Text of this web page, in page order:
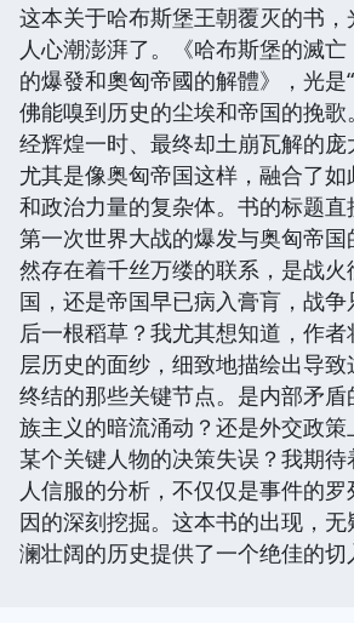
这本关于哈布斯堡王朝覆灭的书
人心潮澎湃了。《哈布斯堡的滅
的爆發和奧匈帝國的解體》，光是
佛能嗅到历史的尘埃和帝国的挽
经辉煌一时、最终却土崩瓦解的庞
尤其是像奥匈帝国这样，融合了
和政治力量的复杂体。书的标题
第一次世界大战的爆发与奥匈帝
然存在着千丝万缕的联系，是战
国，还是帝国早已病入膏肓，战
后一根稻草？我尤其想知道，作
层历史的面纱，细致地描绘出导
终结的那些关键节点。是内部矛
族主义的暗流涌动？还是外交政
某个关键人物的决策失误？我期
人信服的分析，不仅仅是事件的
因的深刻挖掘。这本书的出现，
澜壮阔的历史提供了一个绝佳的切